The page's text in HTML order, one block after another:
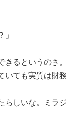
」
きるというの
いても実質は財
しいな。ミラ